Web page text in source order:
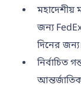
মহাদেশীয়
জন্য
দিনের
নির্বাচিত